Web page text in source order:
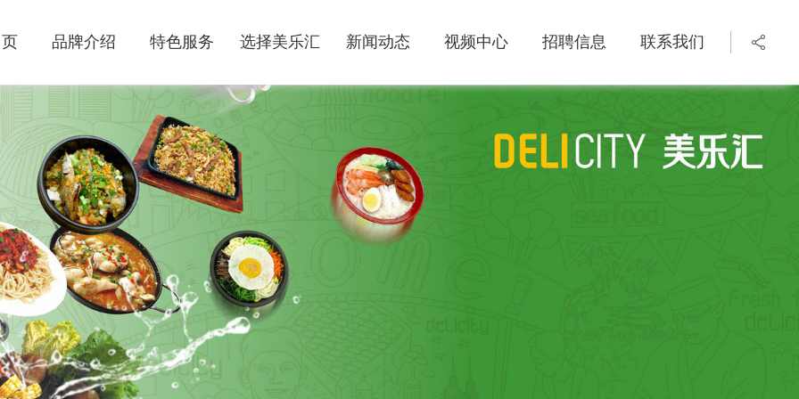
品牌介绍 特色服务 选择美乐汇 新闻动态 视频中心 招聘信息 联系我们